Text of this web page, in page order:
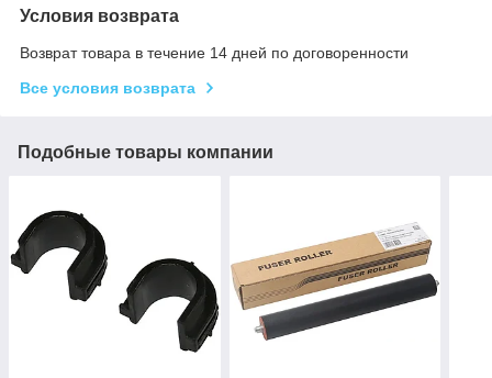
Условия возврата
Возврат товара в течение 14 дней по договоренности
Все условия возврата
Подобные товары компании